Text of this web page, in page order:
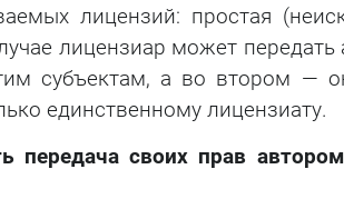
лицензий: простая
лицензиар может
субъектам, а во втором —
единственному лицензиату.
передача своих прав